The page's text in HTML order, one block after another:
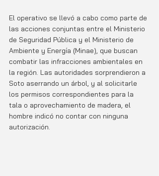
El operativo se llevó a cabo como parte de
las acciones conjuntas entre el Ministerio
de Seguridad Pública y el Ministerio de
Ambiente y Energía (Minae), que buscan
combatir las infracciones ambientales en
la región. Las autoridades sorprendieron a
Soto aserrando un árbol, y al solicitarle
los permisos correspondientes para la
tala o aprovechamiento de madera, el
hombre indicó no contar con ninguna
autorización.